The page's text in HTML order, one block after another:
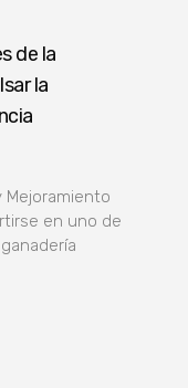
de la
la
Mejoramiento
en uno de